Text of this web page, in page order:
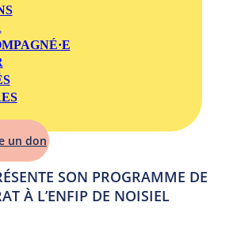
un don
SON PROGRAMME DE
À L’ENFIP DE NOISIEL